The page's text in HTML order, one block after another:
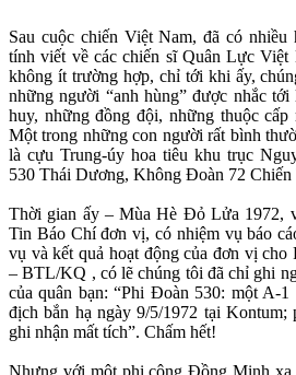
Sau cuộc chiến Việt Nam, đã có nhiều
tính viết về các chiến sĩ Quân Lực
không ít trường hợp, chỉ tới khi ấy,
những người “anh hùng” được nhắc
huy, những đồng đội, những thuộc
Một trong những con người rất bình
là cựu Trung-úy hoa tiêu khu trục
530 Thái Dương, Không Đoàn 72 Chiến
Thời gian ấy – Mùa Hè Đỏ Lửa 1972,
Tin Báo Chí đơn vị, có nhiệm vụ báo
vụ và kết quả hoạt động của đơn vị
– BTL/KQ , có lẽ chúng tôi đã chỉ ghi
của quân bạn: “Phi Đoàn 530: một A-
địch bắn hạ ngày 9/5/1972 tại
ghi nhận mất tích”. Chấm hết!
Nhưng với một phi công Đồng Minh xa